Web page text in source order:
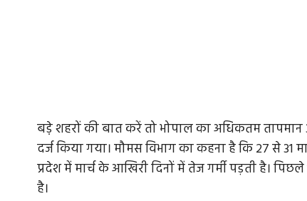
बडे़ शहरों की बात करें तो भोपाल का अधिकतम तापमान
दर्ज किया गया। मौमस विभाग का कहना है कि 27 से
प्रदेश में मार्च के आखिरी दिनों में तेज गर्मी पड़ती है।
है।